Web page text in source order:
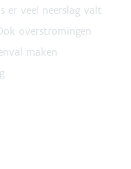
er veel neerslag valt
overstromingen
maken